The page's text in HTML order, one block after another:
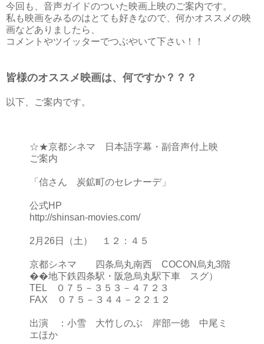
今回も、音声ガイドのついた映画上映のご案内です。
私も映画をみるのはとても好きなので、何かオススメの映
画などありましたら、
コメントやツイッターでつぶやいて下さい！！
皆様のオススメ映画は、何ですか？？？
以下、ご案内です。
☆★京都シネマ 日本語字幕・副音声付上映
ご案内
「信さん 炭鉱町のセレナーデ」
公式HP
http://shinsan-movies.com/
2月26日（土） １２：４５
京都シネマ 四条烏丸南西 COCON烏丸3階
��地下鉄四条駅・阪急烏丸駅下車 スグ）
TEL ０７５－３５３－４７２３
FAX ０７５－３４４－２２１２
出演 ：小雪 大竹しのぶ 岸部一徳 中尾ミ
エほか